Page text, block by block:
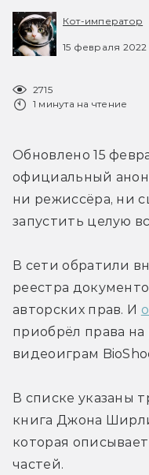
Кот-император
15 февраля 2022
2715
1 минута на чтение
Обновлено 15
официальный
ни режиссёра, ни
запустить целую
В сети обратили
реестра
авторских прав. И
приобрёл права
видеоиграм
В списке указаны
книга Джона
которая
частей.